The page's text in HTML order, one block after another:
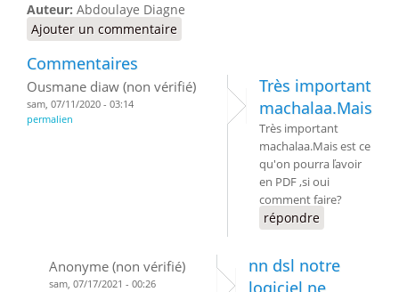
Auteur: Abdoulaye Diagne
Ajouter un commentaire
Commentaires
Ousmane diaw (non vérifié)
sam, 07/11/2020 - 03:14
permalien
Très important
machalaa.Mais
Très important
machalaa.Mais est ce
qu'on pourra ľavoir
en PDF ,si oui
comment faire?
répondre
Anonyme (non vérifié)
sam, 07/17/2021 - 00:26
nn dsl notre
logiciel ne